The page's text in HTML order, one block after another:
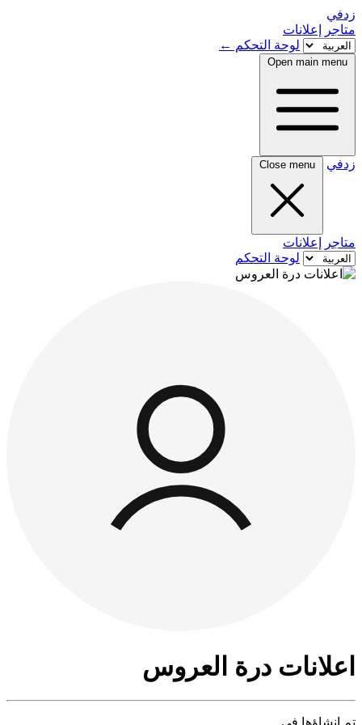
زدفي
متاجر
إعلانات
لوحة التحكم ←
Open main menu
زدفي Close menu
متاجر
إعلانات
لوحة التحكم
اعلانات درة العروس
تم إنشاؤها في